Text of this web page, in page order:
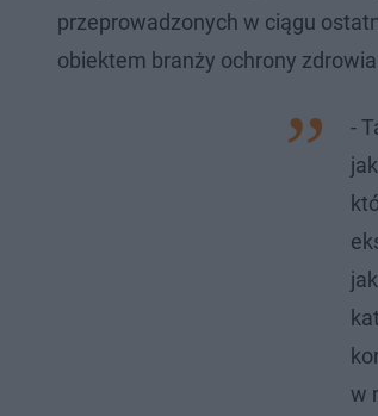
przeprowadzonych w ciągu
obiektem branży ochrony
-
w